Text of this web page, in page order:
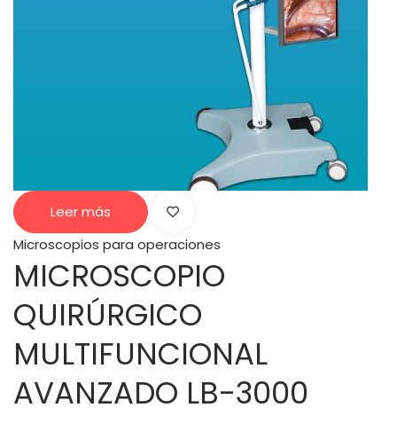
Leer más
Microscopios para operaciones
MICROSCOPIO
QUIRÚRGICO
MULTIFUNCIONAL
AVANZADO LB-3000